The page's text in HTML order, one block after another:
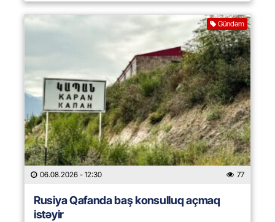
Gündəm
06.08.2026 - 12:30 77
Rusiya Qafanda baş konsulluq açmaq
istəyir